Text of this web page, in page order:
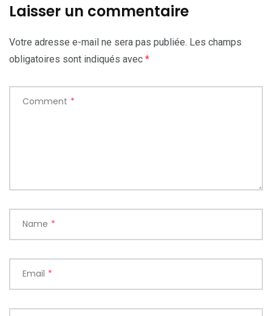
Laisser un commentaire
Votre adresse e-mail ne sera pas publiée. Les champs
obligatoires sont indiqués avec *
Comment *
Name *
Email *